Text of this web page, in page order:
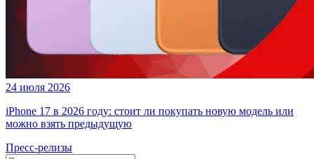
24 июля 2026
iPhone 17 в 2026 году: стоит ли покупать новую модель или
можно взять предыдущую
Пресс-релизы